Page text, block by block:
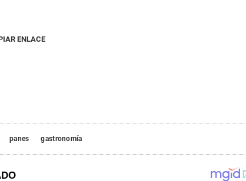
ENLACE
panes gastronomía